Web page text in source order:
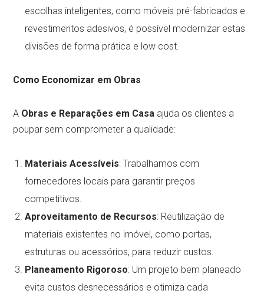
escolhas inteligentes, como móveis pré-fabricados e
revestimentos adesivos, é possível modernizar estas
divisões de forma prática e low cost.
Como Economizar em Obras
A Obras e Reparações em Casa ajuda os clientes a
poupar sem comprometer a qualidade:
Materiais Acessíveis: Trabalhamos com
fornecedores locais para garantir preços
competitivos.
Aproveitamento de Recursos: Reutilização de
materiais existentes no imóvel, como portas,
estruturas ou acessórios, para reduzir custos.
Planeamento Rigoroso: Um projeto bem planeado
evita custos desnecessários e otimiza cada